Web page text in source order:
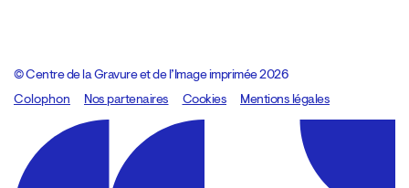
© Centre de la Gravure et de l’Image imprimée 2026
Colophon
Design:Marcel Kaczmarek, code:8080.studio
Nos partenaires Cookies Mentions légales